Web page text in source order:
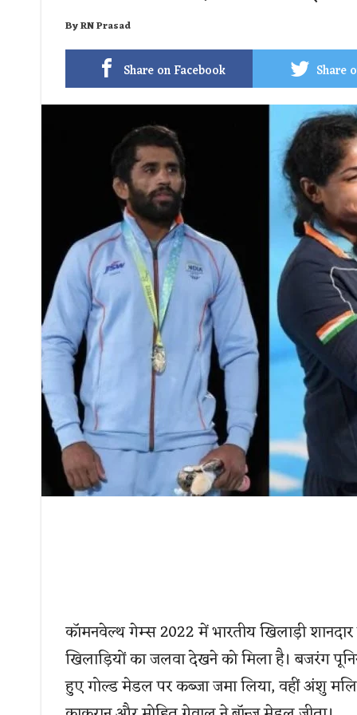
ByRN Prasad
Share on Facebook Share
कॉमनवेल्थ गेम्स 2022 में भारतीय खिलाड़ी
खिलाड़ियों का जलवा देखने को मिला है। बजरंग
हुए गोल्ड मेडल पर कब्जा जमा लिया, वहीं अंशु